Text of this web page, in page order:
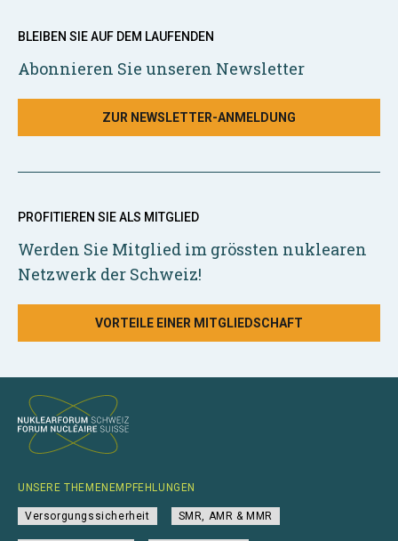
BLEIBEN SIE AUF DEM LAUFENDEN
Abonnieren Sie unseren Newsletter
ZUR NEWSLETTER-ANMELDUNG
PROFITIEREN SIE ALS MITGLIED
Werden Sie Mitglied im grössten nuklearen
Netzwerk der Schweiz!
VORTEILE EINER MITGLIEDSCHAFT
UNSERE THEMENEMPFEHLUNGEN
Versorgungssicherheit SMR, AMR & MMR